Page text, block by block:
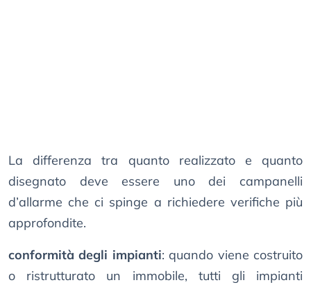
La differenza tra quanto realizzato e quanto
disegnato deve essere uno dei campanelli
d’allarme che ci spinge a richiedere verifiche più
approfondite.
conformità degli impianti: quando viene costruito
o ristrutturato un immobile, tutti gli impianti